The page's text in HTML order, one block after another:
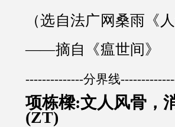
（选自法广网桑雨《
——摘自《瘟世间》
--------------分界线
项栋樑:文人风骨，
(ZT)